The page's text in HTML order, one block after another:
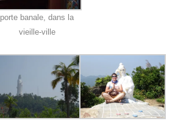
porte banale, dans la
vieille-ville